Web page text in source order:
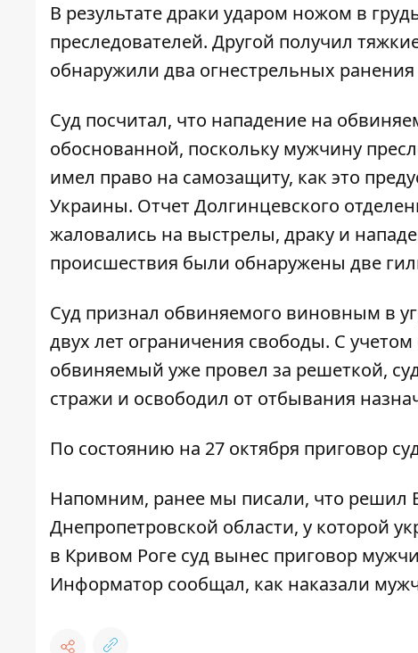
В результате драки ударом ножом в
преследователей. Другой получил
обнаружили два огнестрельных
Суд посчитал, что нападение на
обоснованной, поскольку мужчину
имел право на самозащиту, как это
Украины. Отчет Долгинцевского
жаловались на выстрелы, драку и
происшествия были обнаружены две
Суд признал обвиняемого виновным в
двух лет ограничения свободы. С
обвиняемый уже провел за решеткой,
стражи и освободил от отбывания
По состоянию на 27 октября приговор
Напомним, ранее мы писали, что решил
Днепропетровской области, у которой
в Кривом Роге суд вынес приговор
Информатор сообщал, как наказали